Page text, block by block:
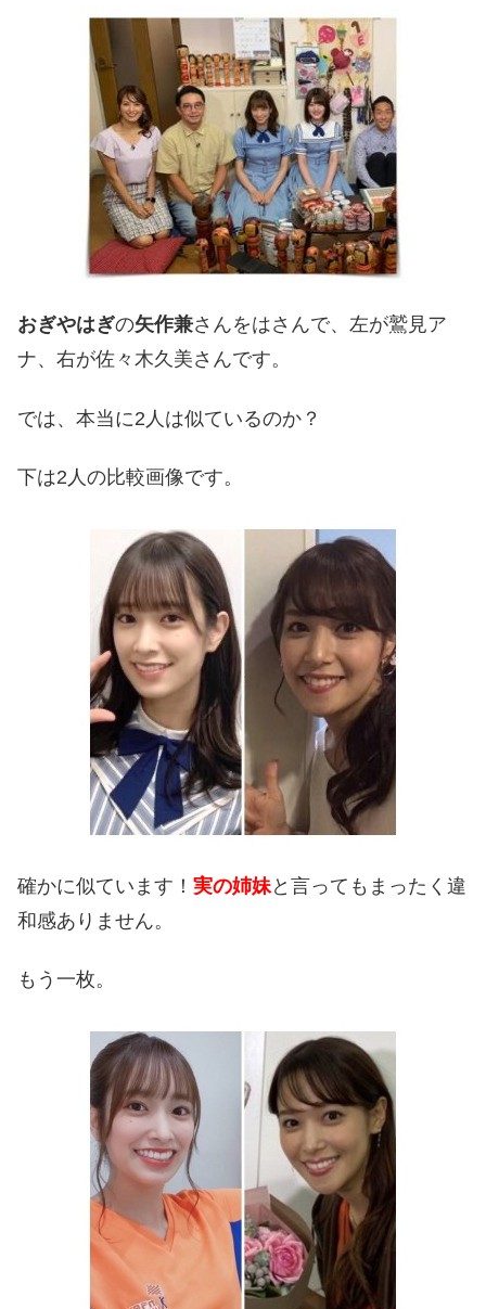
おぎやはぎの矢作兼さんをはさんで、左が鷲見ア
ナ、右が佐々木久美さんです。
では、本当に2人は似ているのか？
下は2人の比較画像です。
確かに似ています！ 実の姉妹と言ってもまったく違
和感ありません。
もう一枚。